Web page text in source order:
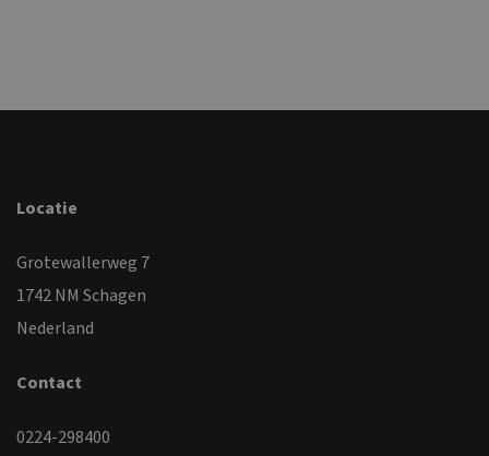
Locatie
Grotewallerweg 7
1742 NM Schagen
Nederland
Contact
0224-298400